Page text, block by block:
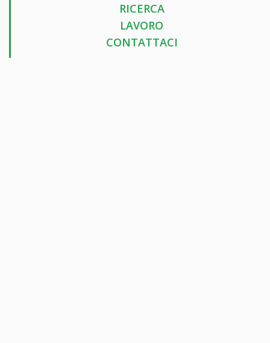
RICERCA
LAVORO
CONTATTACI